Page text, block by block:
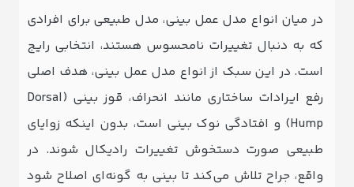
در میان انواع مدل عمل بینی، مدل طبیعی برای افرادی
که به دنبال تغییرات نامحسوس هستند، انتخابی رایج
است. در این سبک از انواع مدل عمل بینی، هدف اصلی
رفع ایرادات ساختاری مانند انحراف، قوز بینی (Dorsal
Hump) و افتادگی نوک بینی است، بدون اینکه زوایای
طبیعی صورت دستخوش تغییرات رادیکال شوند. در
واقع، جراح تلاش می‌کند تا بینی به گونه‌ای اصلاح شود